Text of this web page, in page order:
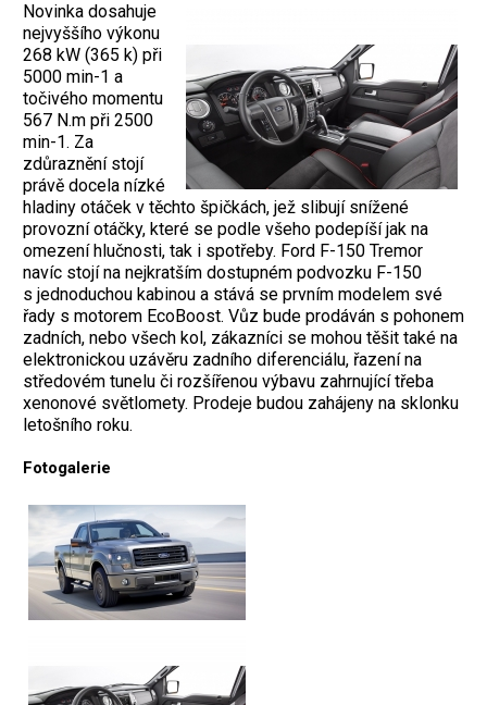
Novinka dosahuje
nejvyššího výkonu
268 kW (365 k) při
5000 min-1 a
točivého momentu
567 N.m při 2500
min-1. Za
zdůraznění stojí
právě docela nízké
hladiny otáček v těchto špičkách, jež slibují snížené
provozní otáčky, které se podle všeho podepíší jak na
omezení hlučnosti, tak i spotřeby. Ford F-150 Tremor
navíc stojí na nejkratším dostupném podvozku F-150
s jednoduchou kabinou a stává se prvním modelem své
řady s motorem EcoBoost. Vůz bude prodáván s pohonem
zadních, nebo všech kol, zákazníci se mohou těšit také na
elektronickou uzávěru zadního diferenciálu, řazení na
středovém tunelu či rozšířenou výbavu zahrnující třeba
xenonové světlomety. Prodeje budou zahájeny na sklonku
letošního roku.
Fotogalerie